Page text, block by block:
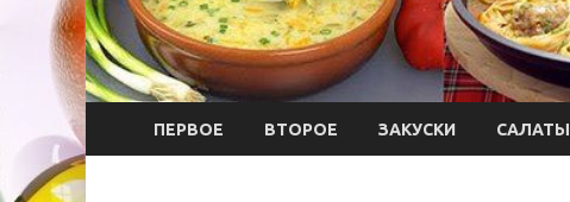
ПЕРВОЕ ВТОРОЕ ЗАКУСКИ САЛАТЫ